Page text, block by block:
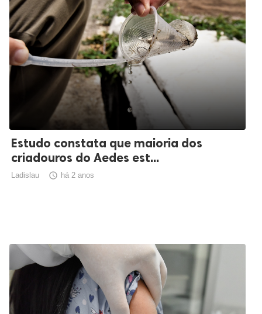
Estudo constata que maioria dos
criadouros do Aedes est...
Ladislau  há 2 anos